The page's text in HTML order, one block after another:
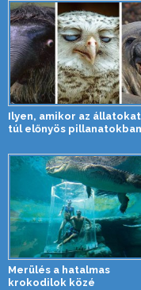
Ilyen, amikor az
túl előnyös
Merülés a hatalmas
krokodilok közé